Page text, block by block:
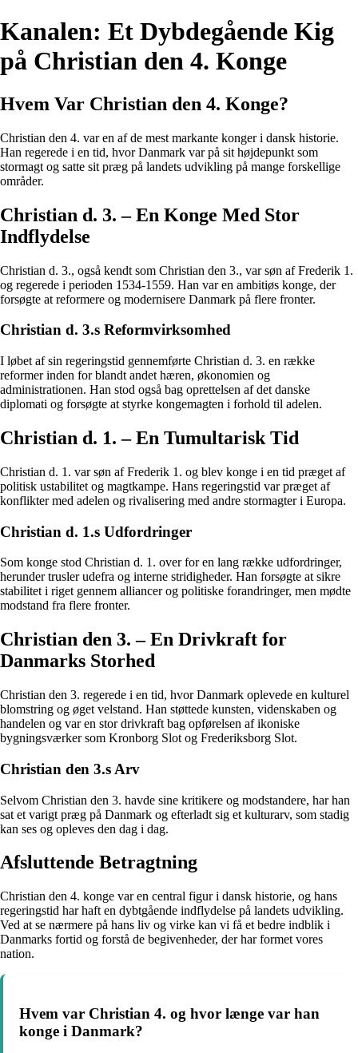
Kanalen: Et Dybdegående Kig
på Christian den 4. Konge
Hvem Var Christian den 4. Konge?
Christian den 4. var en af de mest markante konger i dansk historie.
Han regerede i en tid, hvor Danmark var på sit højdepunkt som
stormagt og satte sit præg på landets udvikling på mange forskellige
områder.
Christian d. 3. – En Konge Med Stor
Indflydelse
Christian d. 3., også kendt som Christian den 3., var søn af Frederik 1.
og regerede i perioden 1534-1559. Han var en ambitiøs konge, der
forsøgte at reformere og modernisere Danmark på flere fronter.
Christian d. 3.s Reformvirksomhed
I løbet af sin regeringstid gennemførte Christian d. 3. en række
reformer inden for blandt andet hæren, økonomien og
administrationen. Han stod også bag oprettelsen af det danske
diplomati og forsøgte at styrke kongemagten i forhold til adelen.
Christian d. 1. – En Tumultarisk Tid
Christian d. 1. var søn af Frederik 1. og blev konge i en tid præget af
politisk ustabilitet og magtkampe. Hans regeringstid var præget af
konflikter med adelen og rivalisering med andre stormagter i Europa.
Christian d. 1.s Udfordringer
Som konge stod Christian d. 1. over for en lang række udfordringer,
herunder trusler udefra og interne stridigheder. Han forsøgte at sikre
stabilitet i riget gennem alliancer og politiske forandringer, men mødte
modstand fra flere fronter.
Christian den 3. – En Drivkraft for
Danmarks Storhed
Christian den 3. regerede i en tid, hvor Danmark oplevede en kulturel
blomstring og øget velstand. Han støttede kunsten, videnskaben og
handelen og var en stor drivkraft bag opførelsen af ikoniske
bygningsværker som Kronborg Slot og Frederiksborg Slot.
Christian den 3.s Arv
Selvom Christian den 3. havde sine kritikere og modstandere, har han
sat et varigt præg på Danmark og efterladt sig et kulturarv, som stadig
kan ses og opleves den dag i dag.
Afsluttende Betragtning
Christian den 4. konge var en central figur i dansk historie, og hans
regeringstid har haft en dybtgående indflydelse på landets udvikling.
Ved at se nærmere på hans liv og virke kan vi få et bedre indblik i
Danmarks fortid og forstå de begivenheder, der har formet vores
nation.
Hvem var Christian 4. og hvor længe var han
konge i Danmark?